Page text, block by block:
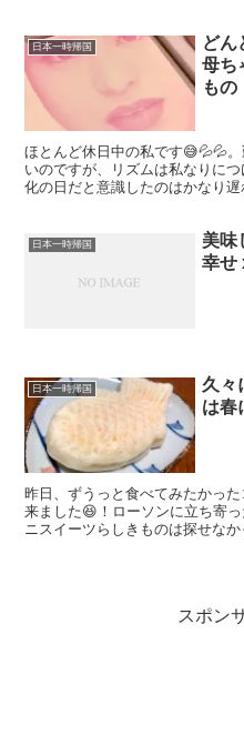
日本一時帰国
どん
母ち
もの
ほとんど休日中の私です😅💦💦
いのですが、リズムは私なりに
化の日だと意識したのはかなり
日本一時帰国
美味
幸せ
日本一時帰国
久々
は春
昨日、ずうっと食べてみたかっ
来ました😆！ローソンに立ち寄
ニスイーツらしきものは探せな
スポン